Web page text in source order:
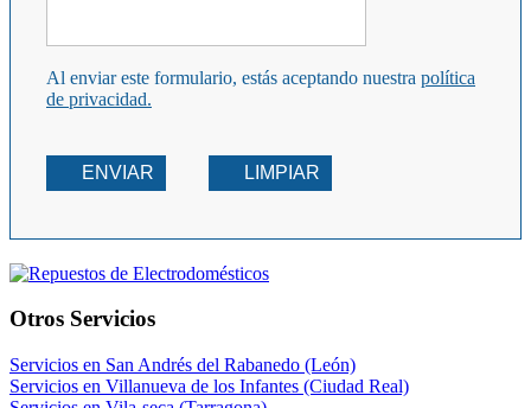
Al enviar este formulario, estás aceptando nuestra política
de privacidad.
ENVIAR LIMPIAR
Otros Servicios
Servicios en San Andrés del Rabanedo (León)
Servicios en Villanueva de los Infantes (Ciudad Real)